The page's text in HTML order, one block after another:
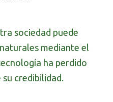
sociedad puede
mediante el
ha perdido
credibilidad.